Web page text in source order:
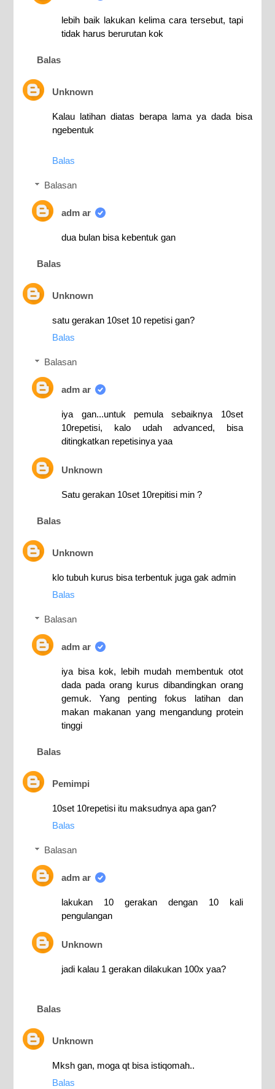
lebih baik lakukan kelima cara tersebut, tapi
tidak harus berurutan kok
Balas
Unknown
Kalau latihan diatas berapa lama ya dada bisa
ngebentuk
Balas
Balasan
adm ar
dua bulan bisa kebentuk gan
Balas
Unknown
satu gerakan 10set 10 repetisi gan?
Balas
Balasan
adm ar
iya gan...untuk pemula sebaiknya 10set
10repetisi, kalo udah advanced, bisa
ditingkatkan repetisinya yaa
Unknown
Satu gerakan 10set 10repitisi min ?
Balas
Unknown
klo tubuh kurus bisa terbentuk juga gak admin
Balas
Balasan
adm ar
iya bisa kok, lebih mudah membentuk otot
dada pada orang kurus dibandingkan orang
gemuk. Yang penting fokus latihan dan
makan makanan yang mengandung protein
tinggi
Balas
Pemimpi
10set 10repetisi itu maksudnya apa gan?
Balas
Balasan
adm ar
lakukan 10 gerakan dengan 10 kali
pengulangan
Unknown
jadi kalau 1 gerakan dilakukan 100x yaa?
Balas
Unknown
Mksh gan, moga qt bisa istiqomah..
Balas